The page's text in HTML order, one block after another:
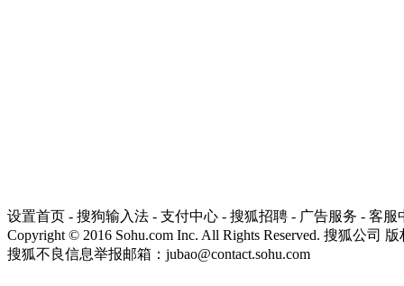
设置首页 - 搜狗输入法 - 支付中心 - 搜狐招聘 - 广告服务 - 客服
Copyright © 2016 Sohu.com Inc. All Rights Reserved. 搜狐公司 版
搜狐不良信息举报邮箱： jubao@contact.sohu.com